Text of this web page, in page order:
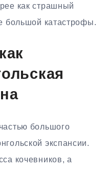
как страшный
большой катастрофы.
большого
экспансии.
кочевников, а